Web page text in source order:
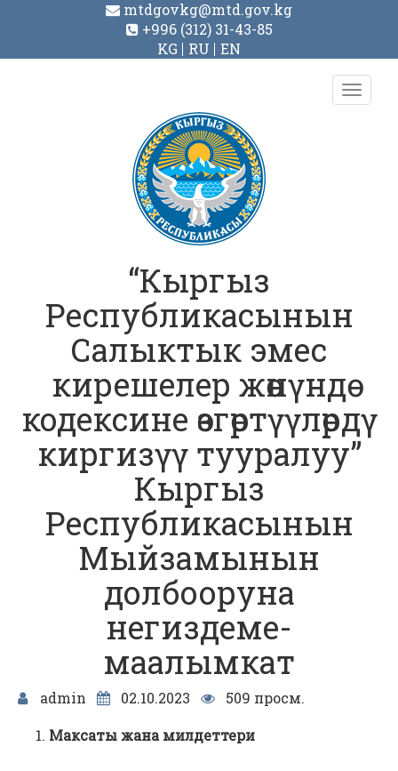
mtdgovkg@mtd.gov.kg
+996 (312) 31-43-85
KG
RU EN
Toggle
“Кыргыз
Республикасынын
Салыктык эмес
кирешелер жөнүндө
кодексине өзгөртүүлөрдү
киргизүү тууралуу”
Кыргыз
Республикасынын
Мыйзамынын
долбооруна
негиздеме-
маалымкат
admin 02.10.2023
509 просм.
Максаты жана милдеттери